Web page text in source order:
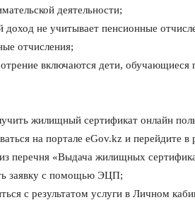
деятельности;
не учитывает пенсионные
отчисления;
включаются дети, обучающиеся
жилищный сертификат онлайн
на портале eGov.kz и
перечня «Выдача жилищных
заявку с помощью ЭЦП;
с результатом услуги в Личном